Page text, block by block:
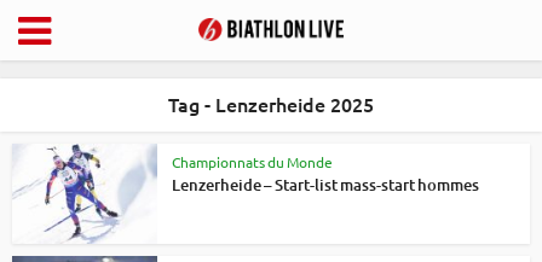
Tag - Lenzerheide 2025
Championnats du Monde
Lenzerheide – Start-list mass-start hommes